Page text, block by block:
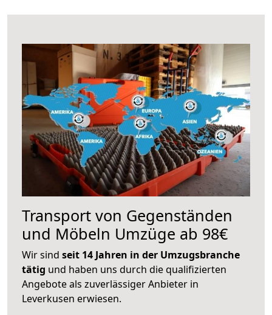
Transport von Gegenständen
und Möbeln Umzüge ab 98€
Wir sind seit 14 Jahren in der Umzugsbranche
tätig und haben uns durch die qualifizierten
Angebote als zuverlässiger Anbieter in
Leverkusen erwiesen.